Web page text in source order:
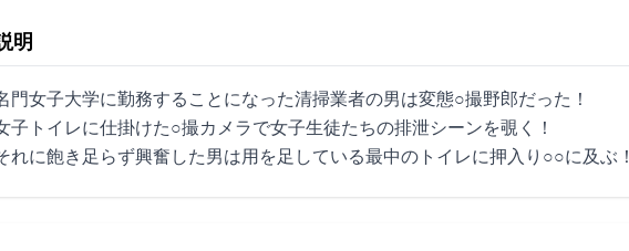
明
門女子大学に勤務することになった清掃業者の男は変態○撮野郎だった！
子トイレに仕掛けた○撮カメラで女子生徒たちの排泄シーンを覗く！
れに飽き足らず興奮した男は用を足している最中のトイレに押入り○○に及ぶ！